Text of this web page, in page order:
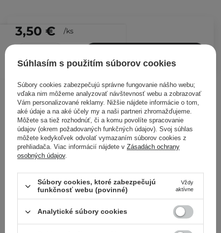
3,50 € /ks
Súhlasím s použitím súborov cookies
Súbory cookies zabezpečujú správne fungovanie nášho webu;
vďaka nim môžeme analyzovať návštevnosť webu a zobrazovať
Vám personalizované reklamy. Nižšie nájdete informácie o tom,
aké údaje a na aké účely my a naši partneri zhromažďujeme.
Môžete sa tiež rozhodnúť, či a komu povolíte spracovanie
údajov (okrem požadovaných funkčných údajov). Svoj súhlas
môžete kedykoľvek odvolať vymazaním súborov cookies z
prehliadača. Viac informácií nájdete v Zásadách ochrany
osobných údajov.
Súbory cookies, ktoré zabezpečujú
funkčnosť webu (povinné)
Vždy
aktívne
Analytické súbory cookies